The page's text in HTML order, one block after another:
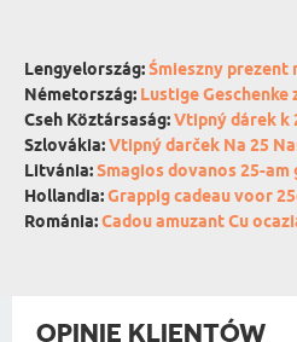
Lengyelország:Śmieszny prezent
Németország: Lustige Geschenke
Cseh Köztársaság:Vtipný dárek k
Szlovákia:Vtipný darček Na 25
Litvánia:Smagios dovanos 25-
Hollandia:Grappig cadeau voor
Románia:Cadou amuzant Cu
OPINIE KLIENTÓW